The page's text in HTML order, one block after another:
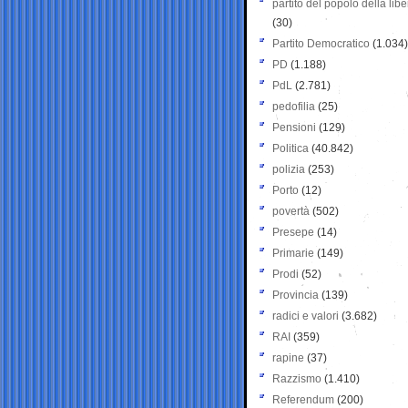
partito del popolo della
(30)
Partito Democratico (1.034)
PD (1.188)
PdL (2.781)
pedofilia (25)
Pensioni (129)
Politica (40.842)
polizia (253)
Porto (12)
povertà (502)
Presepe (14)
Primarie (149)
Prodi (52)
Provincia (139)
radici e valori (3.682)
RAI (359)
rapine (37)
Razzismo (1.410)
Referendum (200)